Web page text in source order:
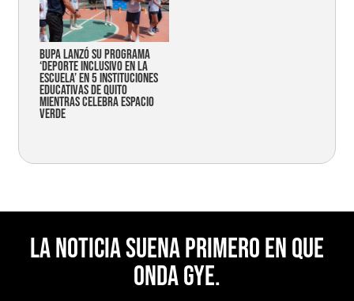
Bupa lanzó su programa
‘Deporte Inclusivo en la
Escuela’ en 5 instituciones
educativas de Quito
mientras celebra espacio
verde
La noticia suena primero en Que
Onda Gye.